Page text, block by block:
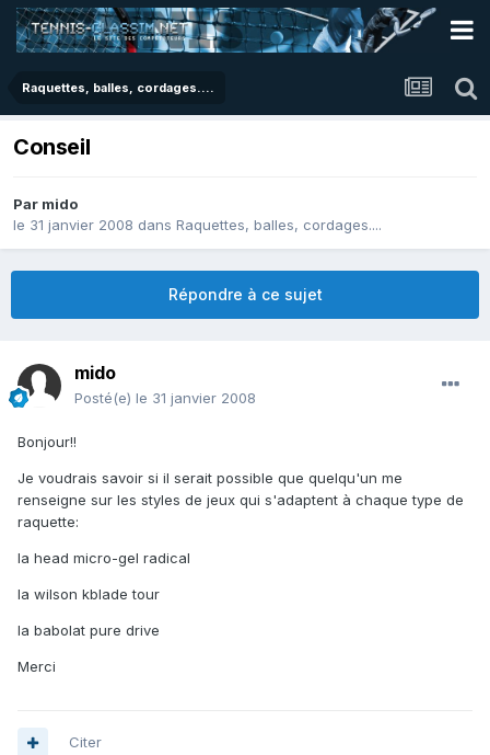
Raquettes, balles, cordages....
Conseil
Par mido
le 31 janvier 2008 dans Raquettes, balles, cordages....
Répondre à ce sujet
mido
Posté(e) le 31 janvier 2008
Bonjour!!
Je voudrais savoir si il serait possible que quelqu'un me
renseigne sur les styles de jeux qui s'adaptent à chaque type de
raquette:
la head micro-gel radical
la wilson kblade tour
la babolat pure drive
Merci
Citer